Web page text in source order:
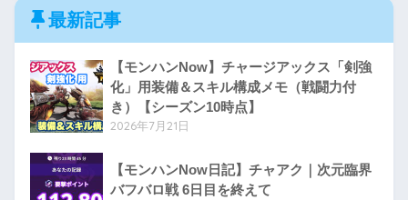
最新記事
【モンハンNow】チャージアックス「剣強
化」用装備＆スキル構成メモ（戦闘力付
き）【シーズン10時点】
2026年7月21日
【モンハンNow日記】チャアク｜次元臨界
バフバロ戦 6日目を終えて